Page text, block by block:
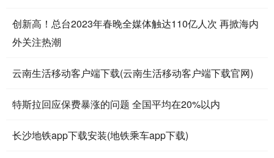
创新高！总台2023年春晚全媒体触达110亿人次 再掀海内
外关注热潮
云南生活移动客户端下载(云南生活移动客户端下载官网)
特斯拉回应保费暴涨的问题 全国平均在20%以内
长沙地铁app下载安装(地铁乘车app下载)